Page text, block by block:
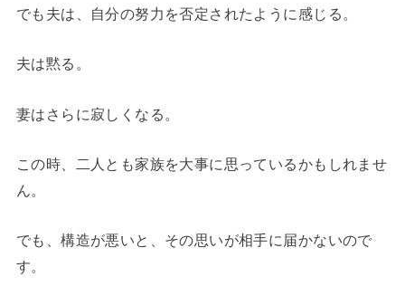
でも夫は、自分の努力を否定されたように感じる。
夫は黙る。
妻はさらに寂しくなる。
この時、二人とも家族を大事に思っているかもしれませ
ん。
でも、構造が悪いと、その思いが相手に届かないので
す。